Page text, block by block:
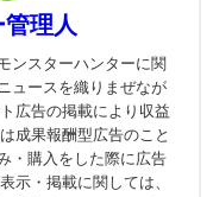
理人
ンスターハンターに関
ュースを織りまぜなが
広告の掲載により収益
成果報酬型広告のこと
・購入をした際に広告
示・掲載に関しては、